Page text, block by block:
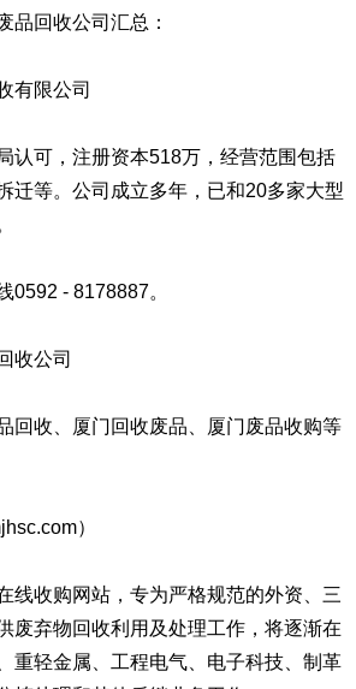
回收公司汇总：
有限公司
认可，注册资本518万，经营范围包括
迁等。公司成立多年，已和20多家大型
- 8178887。
收公司
回收、厦门回收废品、厦门废品收购等
）
线收购网站，专为严格规范的外资、三
废弃物回收利用及处理工作，将逐渐在
重轻金属、工程电气、电子科技、制革